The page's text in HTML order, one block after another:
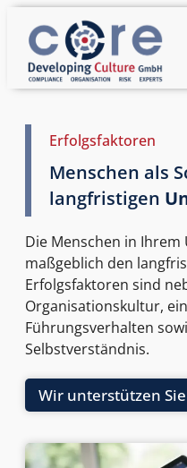
Erfolgsfaktoren
Menschen als
langfristigen
Die Menschen in
maßgeblich den
Erfolgsfaktoren sind
Organisationskultur,
Führungsverhalten
Selbstverständnis.
Wir unterstützen